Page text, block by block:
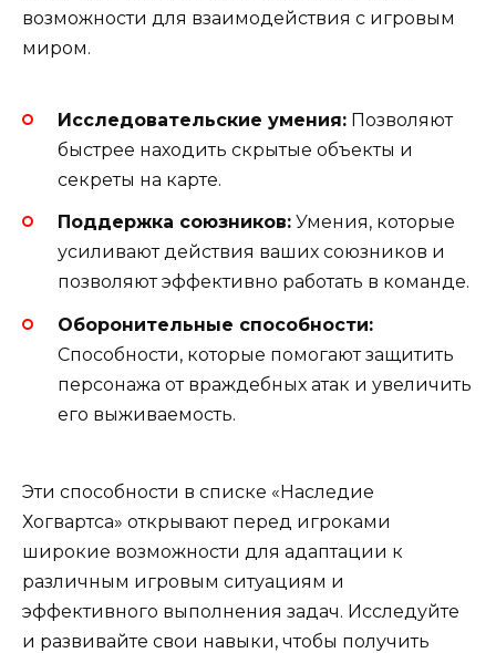
возможности для взаимодействия с игровым
миром.
Исследовательские умения: Позволяют
быстрее находить скрытые объекты и
секреты на карте.
Поддержка союзников: Умения, которые
усиливают действия ваших союзников и
позволяют эффективно работать в команде.
Оборонительные способности:
Способности, которые помогают защитить
персонажа от враждебных атак и увеличить
его выживаемость.
Эти способности в списке «Наследие
Хогвартса» открывают перед игроками
широкие возможности для адаптации к
различным игровым ситуациям и
эффективного выполнения задач. Исследуйте
и развивайте свои навыки, чтобы получить